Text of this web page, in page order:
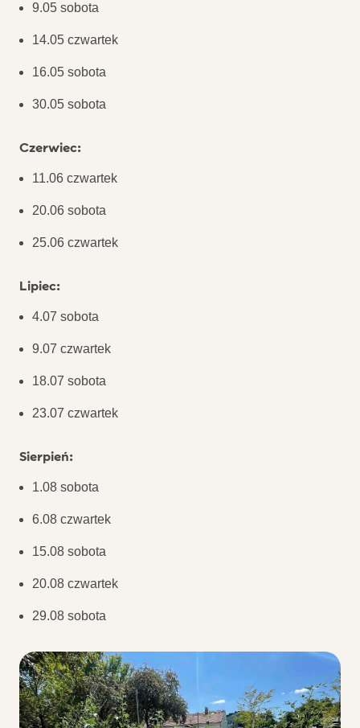
9.05 sobota
14.05 czwartek
16.05 sobota
30.05 sobota
Czerwiec:
11.06 czwartek
20.06 sobota
25.06 czwartek
Lipiec:
4.07 sobota
9.07 czwartek
18.07 sobota
23.07 czwartek
Sierpień:
1.08 sobota
6.08 czwartek
15.08 sobota
20.08 czwartek
29.08 sobota